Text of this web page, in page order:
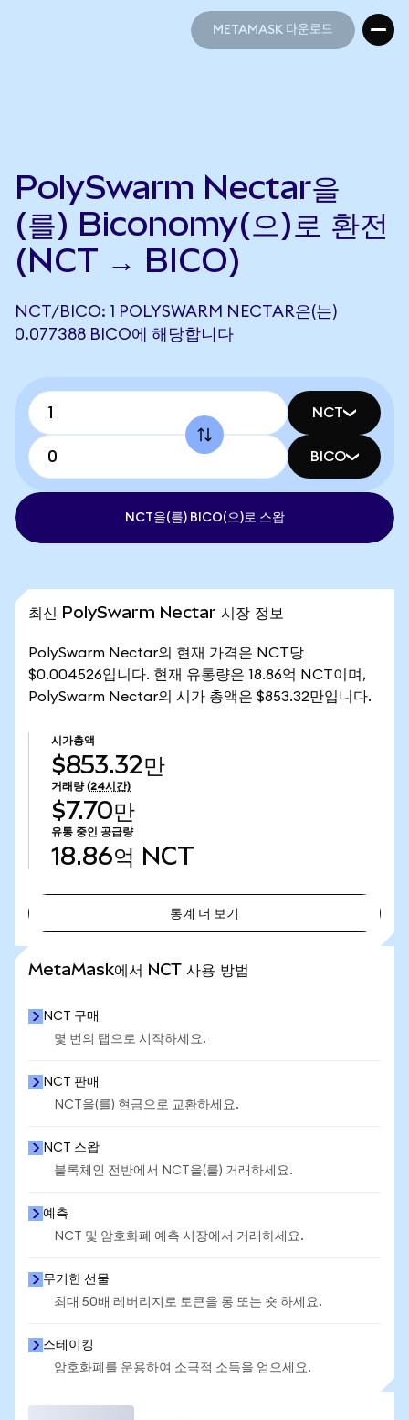
METAMASK 다운로드
PolySwarm Nectar을
(를) Biconomy(으)로 환전
(NCT → BICO)
NCT/BICO: 1 POLYSWARM NECTAR은(는)
0.077388 BICO에 해당합니다
NCT
BICO
NCT을(를) BICO(으)로 스왑
최신 PolySwarm Nectar 시장 정보
PolySwarm Nectar의 현재 가격은 NCT당
$0.004526입니다. 현재 유통량은 18.86억 NCT이며,
PolySwarm Nectar의 시가 총액은 $853.32만입니다.
시가총액
$853.32만
거래량 (24시간)
$7.70만
유통 중인 공급량
18.86억 NCT
통계 더 보기
MetaMask에서 NCT 사용 방법
NCT 구매
몇 번의 탭으로 시작하세요.
NCT 판매
NCT을(를) 현금으로 교환하세요.
NCT 스왑
블록체인 전반에서 NCT을(를) 거래하세요.
예측
NCT 및 암호화폐 예측 시장에서 거래하세요.
무기한 선물
최대 50배 레버리지로 토큰을 롱 또는 숏 하세요.
스테이킹
암호화폐를 운용하여 소극적 소득을 얻으세요.